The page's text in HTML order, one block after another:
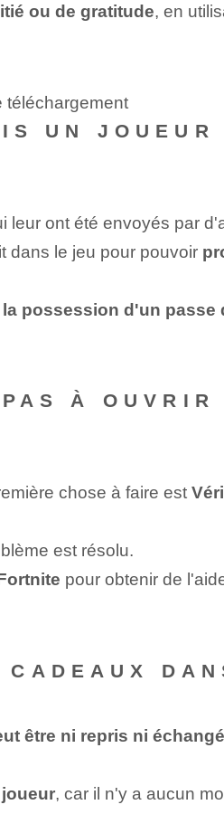
ou de gratitude, en
téléchargement
UN JOUEUR
leur ont été envoyés par
dans le jeu pour pouvoir
possession d'un passe
À OUVRIR
chose à faire est
est résolu.
pour obtenir de
être ni repris ni échangé
, car ‌il n'y a aucun